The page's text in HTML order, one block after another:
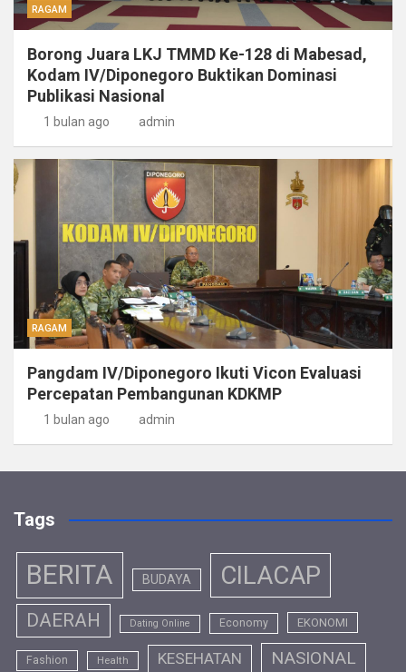
RAGAM
Borong Juara LKJ TMMD Ke-128 di Mabesad,
Kodam IV/Diponegoro Buktikan Dominasi
Publikasi Nasional
1 bulan ago admin
RAGAM
Pangdam IV/Diponegoro Ikuti Vicon Evaluasi
Percepatan Pembangunan KDKMP
1 bulan ago admin
Tags
BERITA BUDAYA CILACAP
DAERAH Dating Online Economy EKONOMI
Fashion Health KESEHATAN NASIONAL